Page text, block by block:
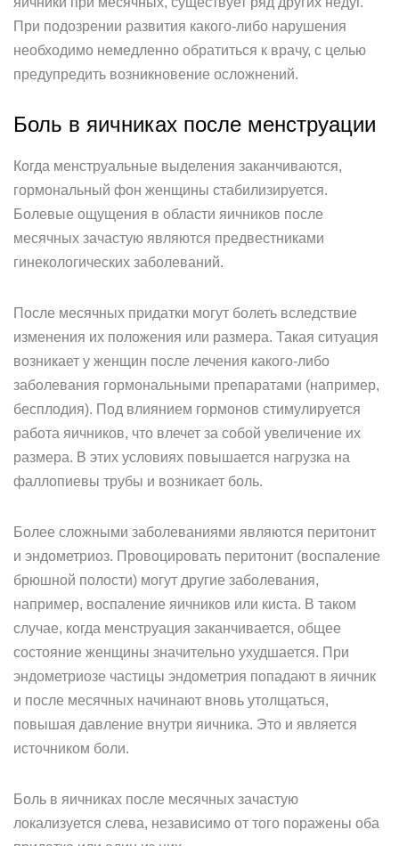
При подозрении развития какого-либо нарушения
необходимо немедленно обратиться к врачу, с целью
предупредить возникновение осложнений.
Боль в яичниках после менструации
Когда менструальные выделения заканчиваются,
гормональный фон женщины стабилизируется.
Болевые ощущения в области яичников после
месячных зачастую являются предвестниками
гинекологических заболеваний.
После месячных придатки могут болеть вследствие
изменения их положения или размера. Такая ситуация
возникает у женщин после лечения какого-либо
заболевания гормональными препаратами (например,
бесплодия). Под влиянием гормонов стимулируется
работа яичников, что влечет за собой увеличение их
размера. В этих условиях повышается нагрузка на
фаллопиевы трубы и возникает боль.
Более сложными заболеваниями являются перитонит
и эндометриоз. Провоцировать перитонит (воспаление
брюшной полости) могут другие заболевания,
например, воспаление яичников или киста. В таком
случае, когда менструация заканчивается, общее
состояние женщины значительно ухудшается. При
эндометриозе частицы эндометрия попадают в яичник
и после месячных начинают вновь утолщаться,
повышая давление внутри яичника. Это и является
источником боли.
Боль в яичниках после месячных зачастую
локализуется слева, независимо от того поражены оба